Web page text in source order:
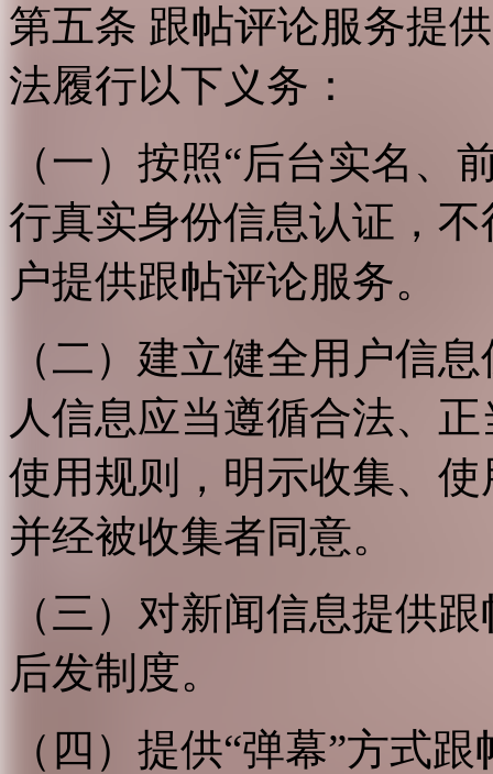
第五条 跟帖评论服务提
法履行以下义务：
（一）按照“后台实名、
行真实身份信息认证，
户提供跟帖评论服务。
（二）建立健全用户信
人信息应当遵循合法、
使用规则，明示收集、
并经被收集者同意。
（三）对新闻信息提供
后发制度。
（四）提供“弹幕”方式